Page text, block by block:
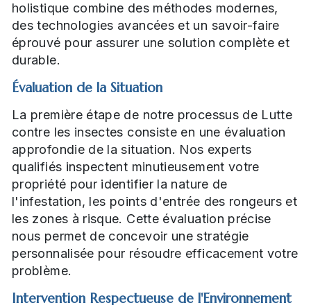
holistique combine des méthodes modernes,
des technologies avancées et un savoir-faire
éprouvé pour assurer une solution complète et
durable.
Évaluation de la Situation
La première étape de notre processus de Lutte
contre les insectes consiste en une évaluation
approfondie de la situation. Nos experts
qualifiés inspectent minutieusement votre
propriété pour identifier la nature de
l'infestation, les points d'entrée des rongeurs et
les zones à risque. Cette évaluation précise
nous permet de concevoir une stratégie
personnalisée pour résoudre efficacement votre
problème.
Intervention Respectueuse de l'Environnement